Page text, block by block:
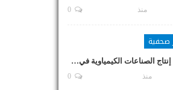
منذ
صحفية
الصناعات الكيمياوية في…
منذ